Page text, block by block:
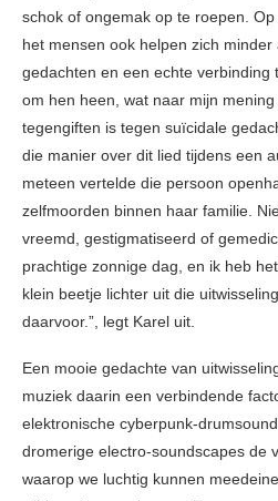
schok of ongemak op te roepen.
het mensen ook helpen zich
gedachten en een echte verbinding
om hen heen, wat naar mijn
tegengiften is tegen suïcidale
die manier over dit lied tijdens een
meteen vertelde die persoon
zelfmoorden binnen haar familie.
vreemd, gestigmatiseerd of
prachtige zonnige dag, en ik heb
klein beetje lichter uit die
daarvoor.”, legt Karel uit.
Een mooie gedachte van
muziek daarin een verbindende
elektronische cyberpunk-
dromerige electro-soundscapes de
waarop we luchtig kunnen